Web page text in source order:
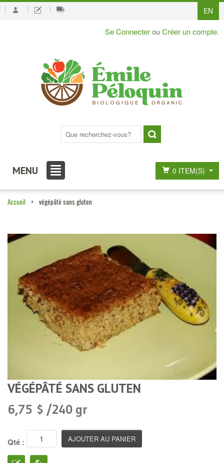
EN
Se ConnecterouCréer un compte.
MENU 0 ITEM(S)
Accueil > végépâté sans gluten
VÉGÉPÂTÉ SANS GLUTEN
6,75 $ /240 gr
Qté :